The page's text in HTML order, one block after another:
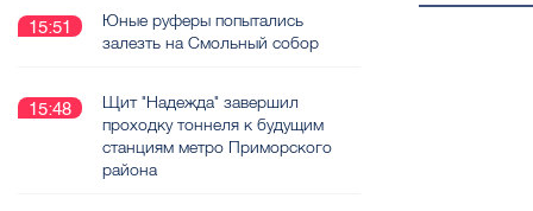
15:51
Юные руферы попытались
залезть на Смольный собор
15:48
Щит "Надежда" завершил
проходку тоннеля к будущим
станциям метро Приморского
района